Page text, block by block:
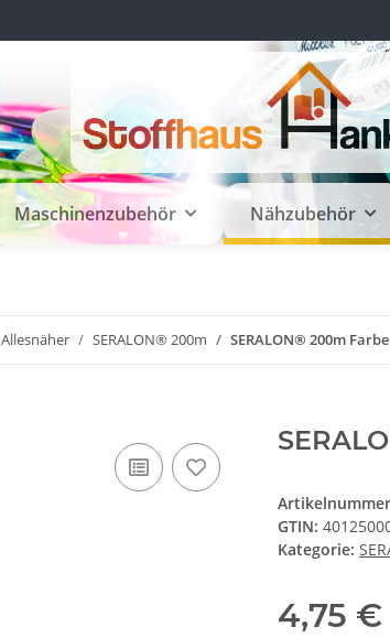
Maschinenzubehör Nähzubehör
Allesnäher SERALON® 200m SERALON® 200m
GTIN:
Kategorie:
4,75 €